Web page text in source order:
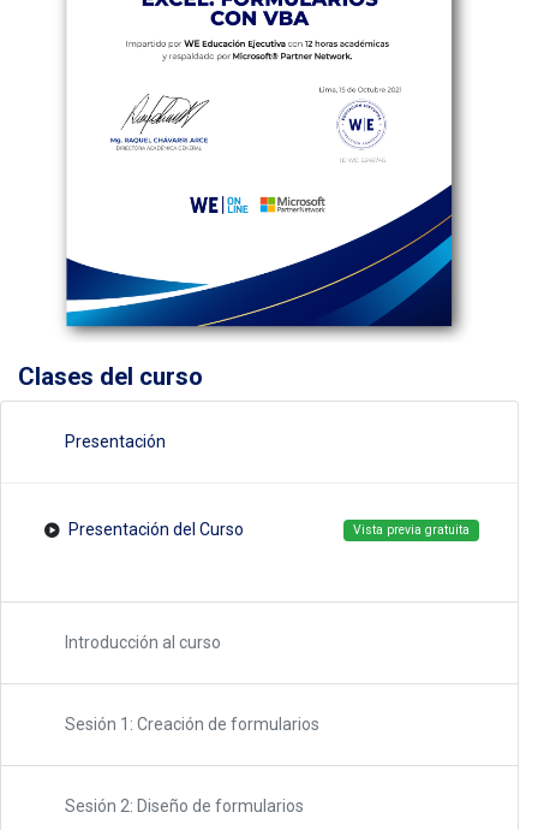
Clases del curso
Presentación
Presentación del Curso Vista previa gratuita
Introducción al curso
Sesión 1: Creación de formularios
Sesión 2: Diseño de formularios